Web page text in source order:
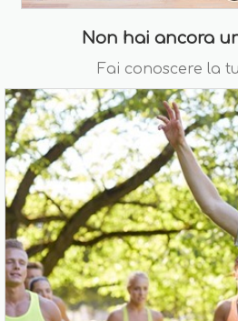
Non hai ancora
Fai conoscere la